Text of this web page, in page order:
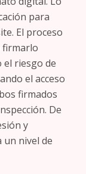
para
El proceso
firmarlo
el riesgo de
el acceso
firmados
De
y
un nivel de